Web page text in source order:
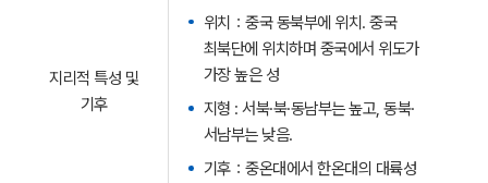
지리적 특성 및
기후
위치：중국 동북부에 위치. 중국
최북단에 위치하며 중국에서 위도가
가장 높은 성
지형 : 서북·북·동남부는 높고, 동북·
서남부는 낮음.
기후：중온대에서 한온대의 대륙성